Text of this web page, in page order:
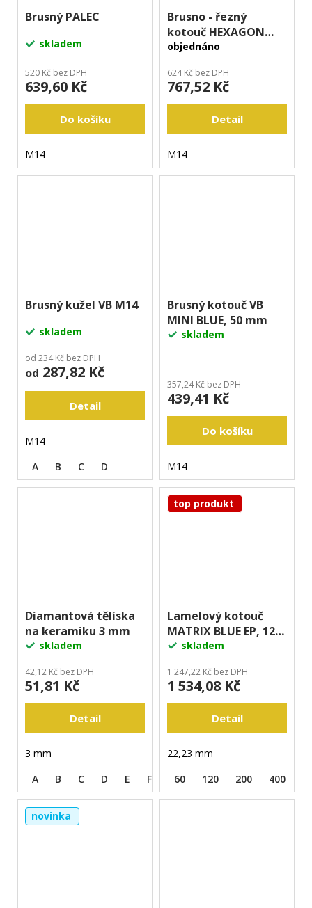
Brusný PALEC
skladem
520 Kč bez DPH
639,60 Kč
Do košíku
M14
Brusno - řezný
kotouč HEXAGON
M14
objednáno
624 Kč bez DPH
767,52 Kč
Detail
M14
Brusný kužel VB M14
skladem
od 234 Kč bez DPH
od 287,82 Kč
Detail
M14
A
B C D
Brusný kotouč VB
MINI BLUE, 50 mm
skladem
357,24 Kč bez DPH
439,41 Kč
Do košíku
M14
Diamantová tělíska
na keramiku 3 mm
skladem
42,12 Kč bez DPH
51,81 Kč
Detail
3 mm
A
B C D E F G
top produkt
Lamelový kotouč
MATRIX BLUE EP, 125
mmskladem
1 247,22 Kč bez DPH
1 534,08 Kč
Detail
22,23 mm
60
120 200 400
novinka